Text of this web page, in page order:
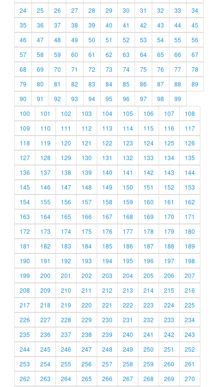
24
25 26 27 28 29 30 31 32 33
34
35
36 37 38 39 40 41 42 43 44
45
46
47 48 49 50 51 52 53 54 55
56
57
58 59 60 61 62 63 64 65 66
67
68
69 70 71 72 73 74 75 76 77
78
79
80 81 82 83 84 85 86 87 88
89
90
91 92 93 94 95 96 97 98
99
100
101 102 103 104 105 106 107
108
109
110 111 112 113 114 115 116
117
118
119 120 121 122 123 124 125
126
127
128 129 130 131 132 133 134
135
136
137 138 139 140 141 142 143
144
145
146 147 148 149 150 151 152
153
154
155 156 157 158 159 160 161
162
163
164 165 166 167 168 169 170
171
172
173 174 175 176 177 178 179
180
181
182 183 184 185 186 187 188
189
190
191 192 193 194 195 196 197
198
199
200 201 202 203 204 205 206
207
208
209 210 211 212 213 214 215
216
217
218 219 220 221 222 223 224
225
226
227 228 229 230 231 232 233
234
235
236 237 238 239 240 241 242
243
244
245 246 247 248 249 250 251
252
253
254 255 256 257 258 259 260
261
262
263 264 265 266 267 268 269 270